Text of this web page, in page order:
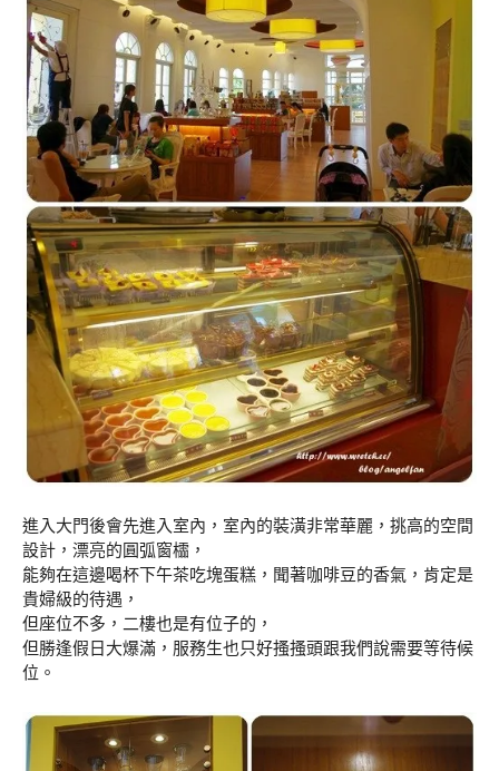
進入大門後會先進入室內，室內的裝潢非常華麗，挑高的空間
設計，漂亮的圓弧窗櫺，
能夠在這邊喝杯下午茶吃塊蛋糕，聞著咖啡豆的香氣，肯定是
貴婦級的待遇，
但座位不多，二樓也是有位子的，
但勝逢假日大爆滿，服務生也只好搔搔頭跟我們說需要等待候
位。